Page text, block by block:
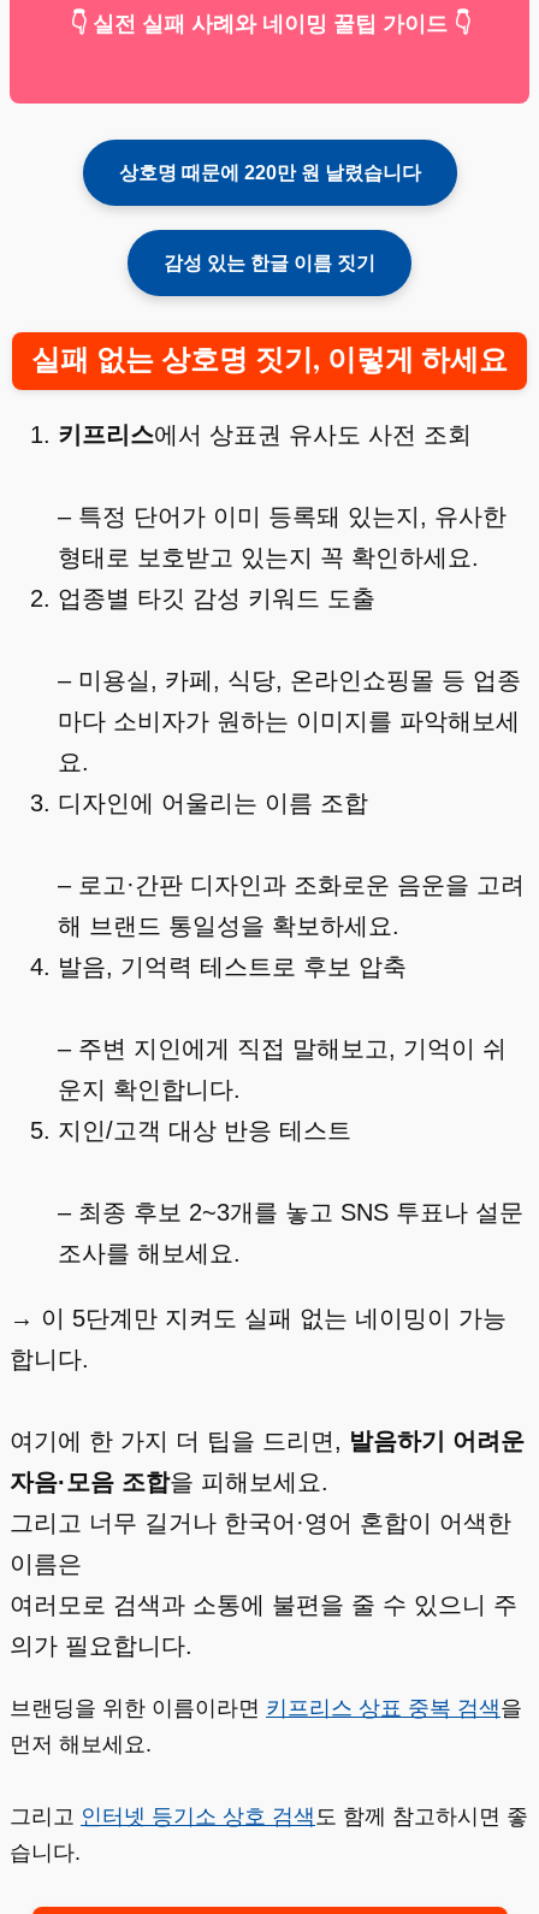
👇 실전 실패 사례와 네이밍 꿀팁 가이드 👇
상호명 때문에 220만 원 날렸습니다
감성 있는 한글 이름 짓기
실패 없는 상호명 짓기, 이렇게 하세요
키프리스에서 상표권 유사도 사전 조회
– 특정 단어가 이미 등록돼 있는지, 유사한
형태로 보호받고 있는지 꼭 확인하세요.
업종별 타깃 감성 키워드 도출
– 미용실, 카페, 식당, 온라인쇼핑몰 등 업종
마다 소비자가 원하는 이미지를 파악해보세
요.
디자인에 어울리는 이름 조합
– 로고·간판 디자인과 조화로운 음운을 고려
해 브랜드 통일성을 확보하세요.
발음, 기억력 테스트로 후보 압축
– 주변 지인에게 직접 말해보고, 기억이 쉬
운지 확인합니다.
지인/고객 대상 반응 테스트
– 최종 후보 2~3개를 놓고 SNS 투표나 설문
조사를 해보세요.
→ 이 5단계만 지켜도 실패 없는 네이밍이 가능
합니다.
여기에 한 가지 더 팁을 드리면, 발음하기 어려운
자음·모음 조합을 피해보세요.
그리고 너무 길거나 한국어·영어 혼합이 어색한
이름은
여러모로 검색과 소통에 불편을 줄 수 있으니 주
의가 필요합니다.
브랜딩을 위한 이름이라면 키프리스 상표 중복 검색을
먼저 해보세요.
그리고 인터넷 등기소 상호 검색도 함께 참고하시면 좋
습니다.